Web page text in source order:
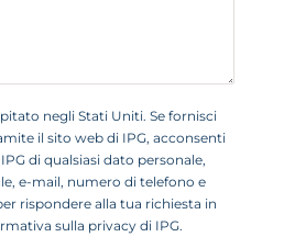
negli Stati Uniti. Se fornisci
il sito web di IPG, acconsenti
di qualsiasi dato personale,
e-mail, numero di telefono e
rispondere alla tua richiesta in
sulla privacy di IPG.